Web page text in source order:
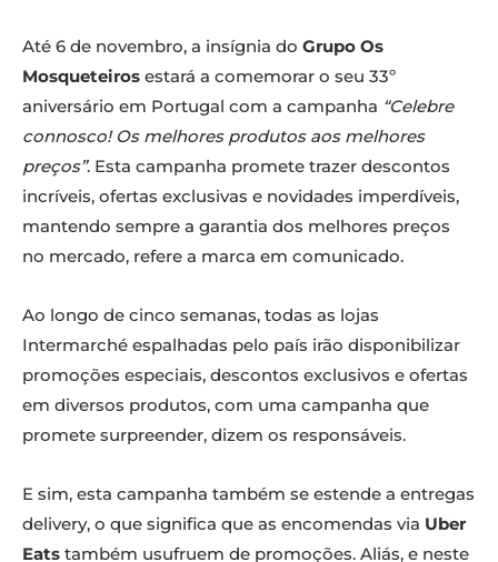
Até 6 de novembro, a insígnia do Grupo Os
Mosqueteiros estará a comemorar o seu 33º
aniversário em Portugal com a campanha “Celebre
connosco! Os melhores produtos aos melhores
preços”. Esta campanha promete trazer descontos
incríveis, ofertas exclusivas e novidades imperdíveis,
mantendo sempre a garantia dos melhores preços
no mercado, refere a marca em comunicado.
Ao longo de cinco semanas, todas as lojas
Intermarché espalhadas pelo país irão disponibilizar
promoções especiais, descontos exclusivos e ofertas
em diversos produtos, com uma campanha que
promete surpreender, dizem os responsáveis.
E sim, esta campanha também se estende a entregas
delivery, o que significa que as encomendas via Uber
Eats também usufruem de promoções. Aliás, e neste